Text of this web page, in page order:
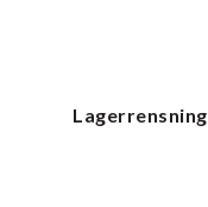
Lagerrensning